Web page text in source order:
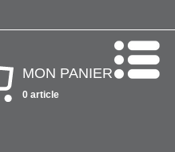
MON PANIER
0 article